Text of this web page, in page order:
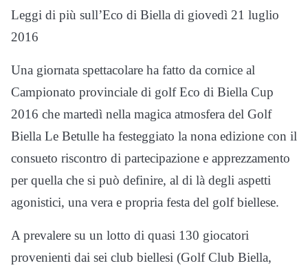
Leggi di più sull’Eco di Biella di giovedì 21 luglio
2016
Una giornata spettacolare ha fatto da cornice al
Campionato provinciale di golf Eco di Biella Cup
2016 che martedì nella magica atmosfera del Golf
Biella Le Betulle ha festeggiato la nona edizione con il
consueto riscontro di partecipazione e apprezzamento
per quella che si può definire, al di là degli aspetti
agonistici, una vera e propria festa del golf biellese.
A prevalere su un lotto di quasi 130 giocatori
provenienti dai sei club biellesi (Golf Club Biella,